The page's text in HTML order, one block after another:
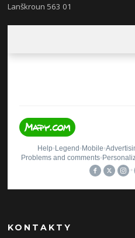
Lanškroun 563 01
KONTAKTY